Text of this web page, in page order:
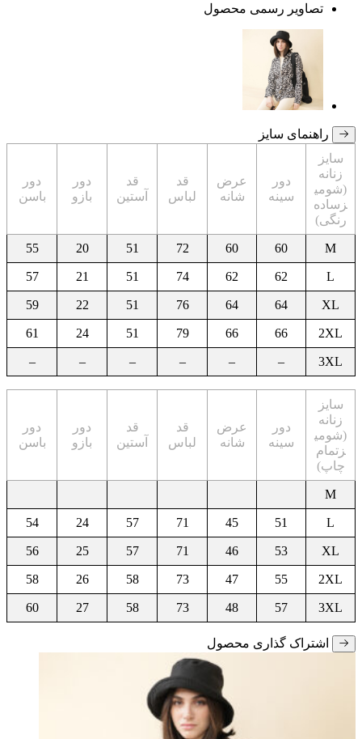
تصاویر رسمی محصول
راهنمای سایز
سایز
زنانه
(شومی
زساده
رنگی)
دور
سینه
عرض
شانه
قد
لباس
قد
آستین
دور
بازو
دور
باسن
M
60
60
72
51
20
55
L
62
62
74
51
21
57
XL
64
64
76
51
22
59
2XL
66
66
79
51
24
61
3XL
–
–
–
–
–
–
سایز
زنانه
(شومی
زتمام
چاپ)
دور
سینه
عرض
شانه
قد
لباس
قد
آستین
دور
بازو
دور
باسن
M
L
51
45
71
57
24
54
XL
53
46
71
57
25
56
2XL
55
47
73
58
26
58
3XL
57
48
73
58
27
60
اشتراک گذاری محصول